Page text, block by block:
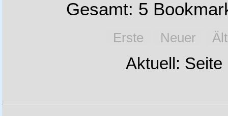
Gesamt: 5
Erste Neuer
Aktuell: Seite